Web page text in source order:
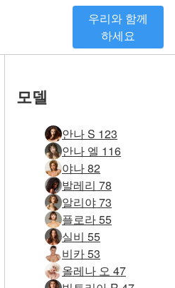
우리와 함께
하세요
모델
안나 S 123
안나 엘 116
야나 82
발레리 78
알리야 73
플로라 55
실비 55
비카 53
올레나 오 47